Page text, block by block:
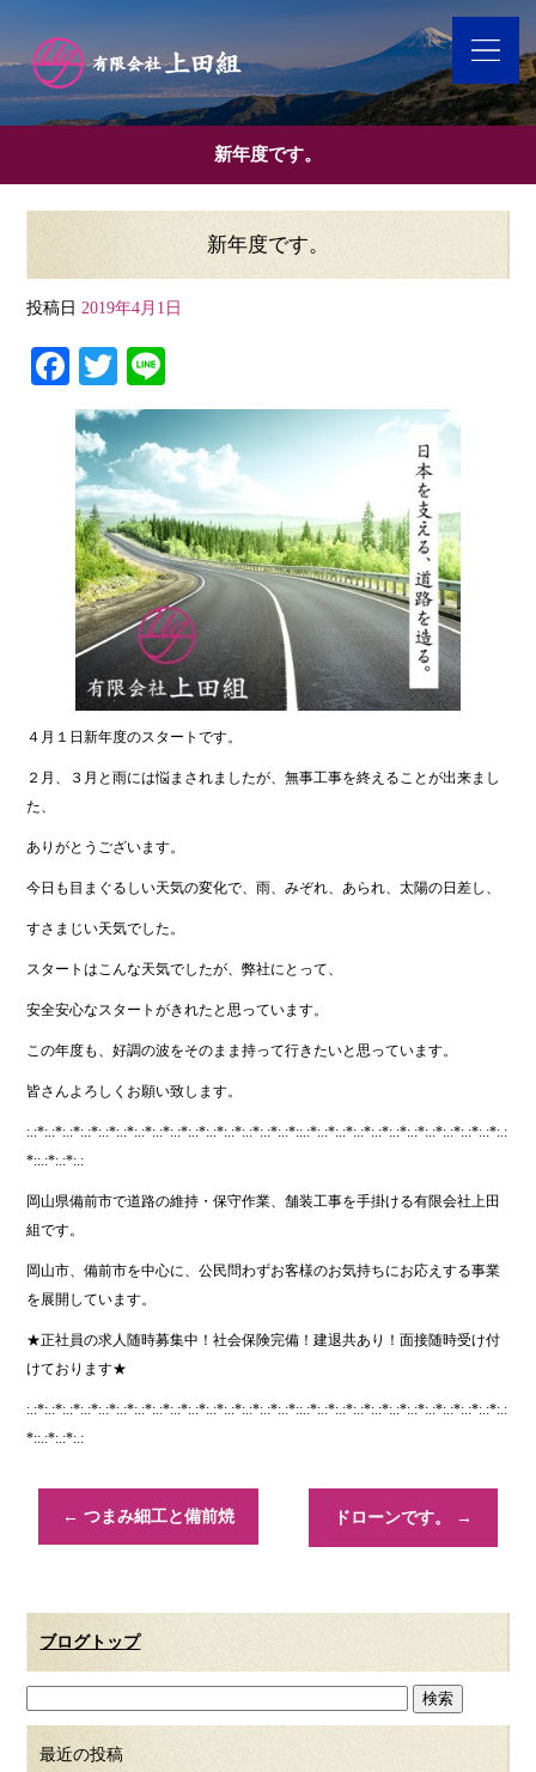
新年度です。
新年度です。
投稿日 2019年4月1日
Fa
ce
bo
ok
T
wi
tte
r
ne
４月１日新年度のスタートです。
２月、３月と雨には悩まされましたが、無事工事を終えることが出来まし
た、
ありがとうございます。
今日も目まぐるしい天気の変化で、雨、みぞれ、あられ、太陽の日差し、
すさまじい天気でした。
スタートはこんな天気でしたが、弊社にとって、
安全安心なスタートがきれたと思っています。
この年度も、好調の波をそのまま持って行きたいと思っています。
皆さんよろしくお願い致します。
:.:*:.:*:.:*:.:*:.:*:.:*:.:*:.:*:.:*:.:*:.:*:.:*:.:*:.:*:.:*::.:*:.:*:.:*:.:*:.:*:.:*:.:*:.:*:.:*:.:*:.:*:.:
*::.:*:.:*:.:
岡山県備前市で道路の維持・保守作業、舗装工事を手掛ける有限会社上田
組です。
岡山市、備前市を中心に、公民問わずお客様のお気持ちにお応えする事業
を展開しています。
★正社員の求人随時募集中！社会保険完備！建退共あり！面接随時受け付
けております★
:.:*:.:*:.:*:.:*:.:*:.:*:.:*:.:*:.:*:.:*:.:*:.:*:.:*:.:*:.:*::.:*:.:*:.:*:.:*:.:*:.:*:.:*:.:*:.:*:.:*:.:*:.:
*::.:*:.:*:.:
← つまみ細工と備前焼 ドローンです。 →
ブログトップ
最近の投稿